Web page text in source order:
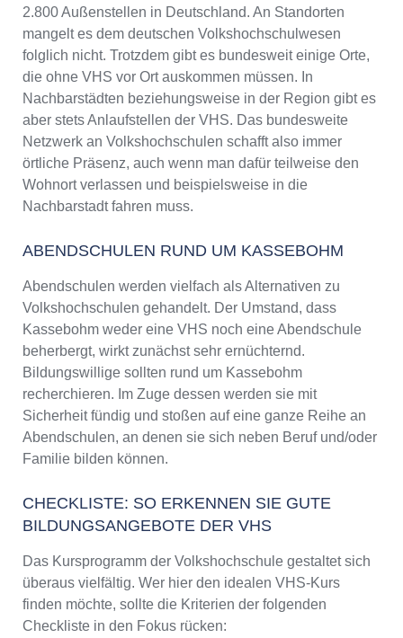
2.800 Außenstellen in Deutschland. An Standorten
mangelt es dem deutschen Volkshochschulwesen
folglich nicht. Trotzdem gibt es bundesweit einige Orte,
die ohne VHS vor Ort auskommen müssen. In
Nachbarstädten beziehungsweise in der Region gibt es
aber stets Anlaufstellen der VHS. Das bundesweite
Netzwerk an Volkshochschulen schafft also immer
örtliche Präsenz, auch wenn man dafür teilweise den
Wohnort verlassen und beispielsweise in die
Nachbarstadt fahren muss.
ABENDSCHULEN RUND UM KASSEBOHM
Abendschulen werden vielfach als Alternativen zu
Volkshochschulen gehandelt. Der Umstand, dass
Kassebohm weder eine VHS noch eine Abendschule
beherbergt, wirkt zunächst sehr ernüchternd.
Bildungswillige sollten rund um Kassebohm
recherchieren. Im Zuge dessen werden sie mit
Sicherheit fündig und stoßen auf eine ganze Reihe an
Abendschulen, an denen sie sich neben Beruf und/oder
Familie bilden können.
CHECKLISTE: SO ERKENNEN SIE GUTE
BILDUNGSANGEBOTE DER VHS
Das Kursprogramm der Volkshochschule gestaltet sich
überaus vielfältig. Wer hier den idealen VHS-Kurs
finden möchte, sollte die Kriterien der folgenden
Checkliste in den Fokus rücken: